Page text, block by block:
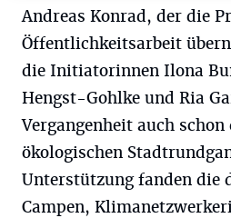
Andreas Konrad, der die
Öffentlichkeitsarbeit
die Initiatorinnen Ilona
Hengst-Gohlke und Ria
Vergangenheit auch schon
ökologischen
Unterstützung fanden die
Campen,